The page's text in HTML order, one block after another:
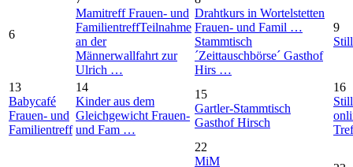
6
Mamitreff Frauen- und
FamilientreffTeilnahme
an der
Männerwallfahrt zur
Ulrich …
Drahtkurs in Wortelstetten
Frauen- und Famil …
Stammtisch
´Zeittauschbörse´ Gasthof
Hirs …
9
13
Babycafé
Frauen- und
Familientreff
14
Kinder aus dem
Gleichgewicht Frauen-
und Fam …
15
Gartler-Stammtisch
Gasthof Hirsch
16
22
MiM